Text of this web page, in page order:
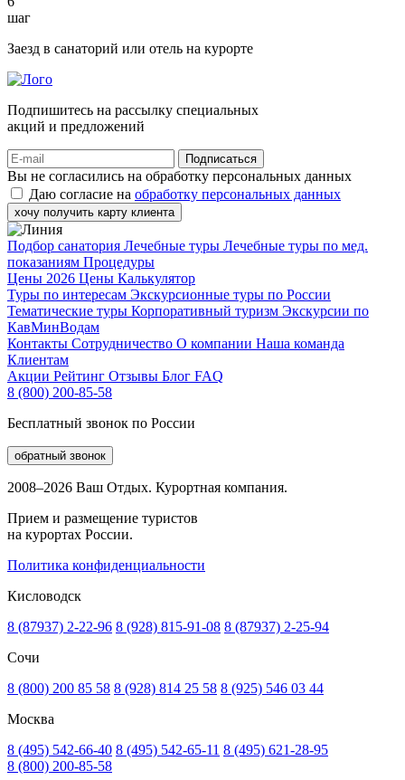
шаг
Заезд в санаторий или отель на курорте
Подпишитесь на рассылку специальных
акций и предложений
Подписаться
Вы не согласились на обработку персональных данных
Даю согласие на обработку персональных данных
хочу получить карту клиента
Подбор санатория Лечебные туры Лечебные туры по мед.
показаниям Процедуры
Цены 2026 Цены Калькулятор
Туры по интересам Экскурсионные туры по России
Тематические туры Корпоративный туризм Экскурсии по
КавМинВодам
Контакты Сотрудничество О компании Наша команда
Клиентам
Акции Рейтинг Отзывы Блог FAQ
8 (800) 200-85-58
Бесплатный звонок по России
обратный звонок
2008–2026 Ваш Отдых. Курортная компания.
Прием и размещение туристов
на курортах России.
Политика конфиденциальности
Кисловодск
8 (87937) 2-22-96 8 (928) 815-91-08 8 (87937) 2-25-94
Сочи
8 (800) 200 85 58 8 (928) 814 25 58 8 (925) 546 03 44
Москва
8 (495) 542-66-40 8 (495) 542-65-11 8 (495) 621-28-95
8 (800) 200-85-58